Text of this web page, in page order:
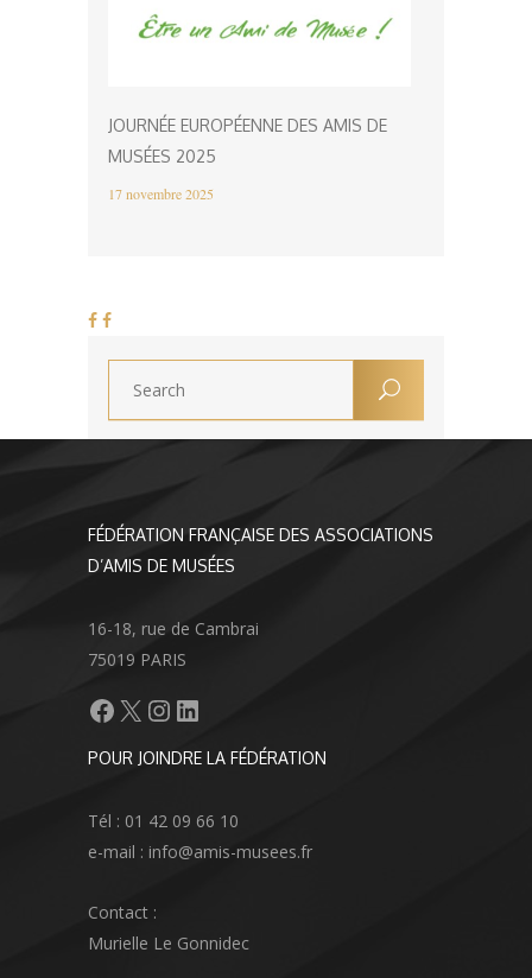
JOURNÉE EUROPÉENNE DES AMIS DE
MUSÉES 2025
17 novembre 2025
FÉDÉRATION FRANÇAISE DES ASSOCIATIONS
D’AMIS DE MUSÉES
16-18, rue de Cambrai
75019 PARIS
Facebook
X Instagram
LinkedIn
POUR JOINDRE LA FÉDÉRATION
Tél : 01 42 09 66 10
e-mail : info@amis-musees.fr
Contact :
Murielle Le Gonnidec